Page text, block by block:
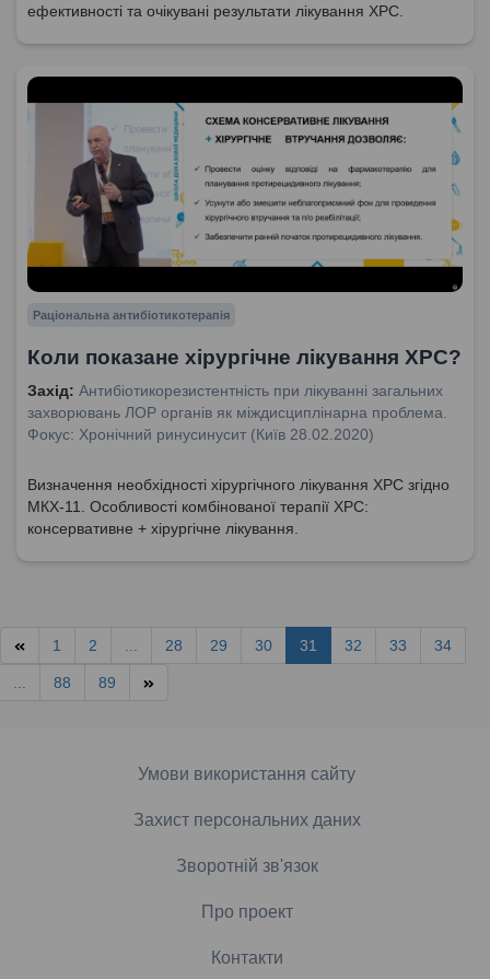
ефективності та очікувані результати лікування ХРС.
Раціональна антибіотикотерапія
Коли показане хірургічне лікування ХРС?
Захід: Антибіотикорезистентність при лікуванні загальних
захворювань ЛОР органів як міждисциплінарна проблема.
Фокус: Хронічний ринусинусит (Київ 28.02.2020)
Визначення необхідності хірургічного лікування ХРС згідно
МКХ-11. Особливості комбінованої терапії ХРС:
консервативне + хірургічне лікування.
1 2 28 29 30 31 32 33 34
88 89
Умови використання сайту
Захист персональних даних
Зворотній зв'язок
Про проект
Контакти